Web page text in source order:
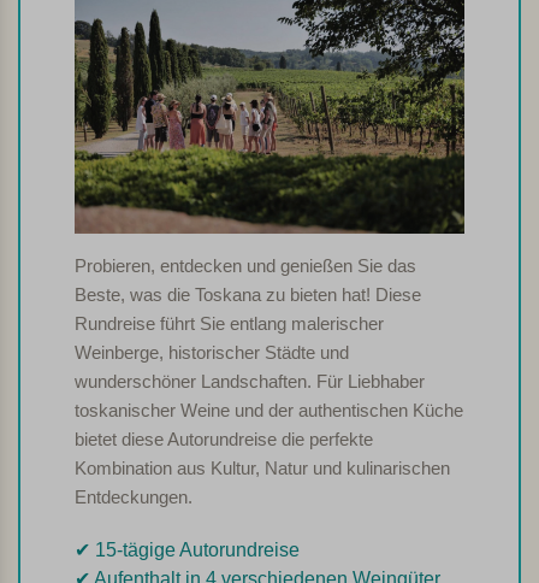
Probieren, entdecken und genießen Sie das
Beste, was die Toskana zu bieten hat! Diese
Rundreise führt Sie entlang malerischer
Weinberge, historischer Städte und
wunderschöner Landschaften. Für Liebhaber
toskanischer Weine und der authentischen Küche
bietet diese Autorundreise die perfekte
Kombination aus Kultur, Natur und kulinarischen
Entdeckungen.
✔︎ 15-tägige Autorundreise